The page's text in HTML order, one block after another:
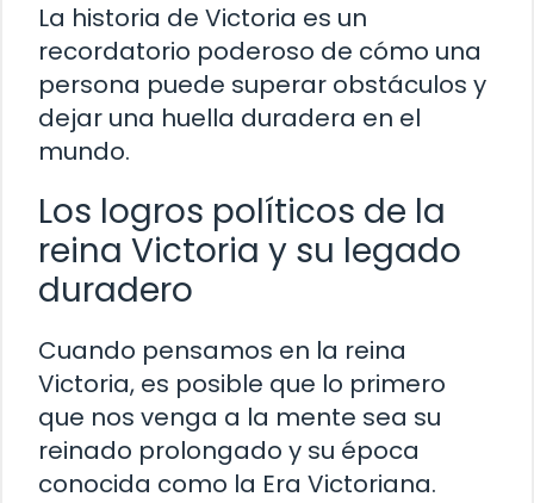
La historia de Victoria es un
recordatorio poderoso de cómo una
persona puede superar obstáculos y
dejar una huella duradera en el
mundo.
Los logros políticos de la
reina Victoria y su legado
duradero
Cuando pensamos en la reina
Victoria, es posible que lo primero
que nos venga a la mente sea su
reinado prolongado y su época
conocida como la Era Victoriana.